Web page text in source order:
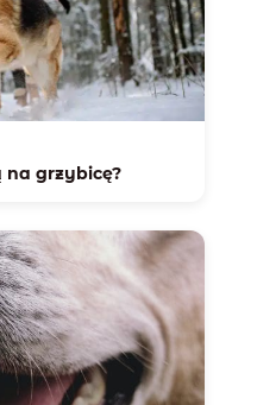
na grzybicę?